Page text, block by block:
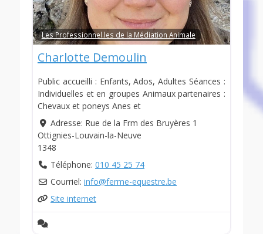
Les Professionnel.les de la Médiation Animale
Charlotte Demoulin
Public accueilli : Enfants, Ados, Adultes Séances :
Individuelles et en groupes Animaux partenaires :
Chevaux et poneys Anes et
Adresse: Rue de la Frm des Bruyères 1
Ottignies-Louvain-la-Neuve
1348
Téléphone: 010 45 25 74
Courriel: info@ferme-equestre.be
Site internet